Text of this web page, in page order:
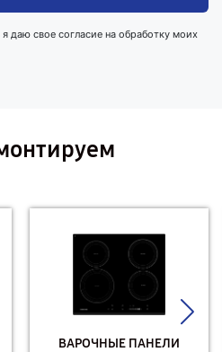
даю свое согласие на обработку моих
ВАРОЧНЫЕ ПАНЕЛИ